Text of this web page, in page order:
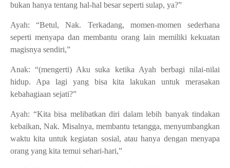
bukan hanya tentang hal-hal besar seperti sulap, ya?”
Ayah: “Betul, Nak. Terkadang, momen-momen sederhana
seperti menyapa dan membantu orang lain memiliki kekuatan
magisnya sendiri,”
Anak: “(mengerti) Aku suka ketika Ayah berbagi nilai-nilai
hidup. Apa lagi yang bisa kita lakukan untuk merasakan
kebahagiaan sejati?”
Ayah: “Kita bisa melibatkan diri dalam lebih banyak tindakan
kebaikan, Nak. Misalnya, membantu tetangga, menyumbangkan
waktu kita untuk kegiatan sosial, atau hanya dengan menyapa
orang yang kita temui sehari-hari,”